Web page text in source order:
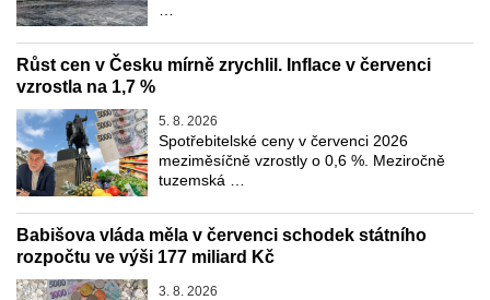
Růst cen v Česku mírně zrychlil. Inflace v červenci
vzrostla na 1,7 %
5. 8. 2026
Spotřebitelské ceny v červenci 2026
meziměsíčně vzrostly o 0,6 %. Meziročně
tuzemská …
Babišova vláda měla v červenci schodek státního
rozpočtu ve výši 177 miliard Kč
3. 8. 2026